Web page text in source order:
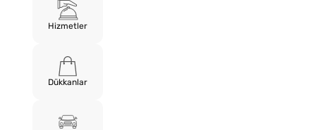
Hizmetler
Dükkanlar